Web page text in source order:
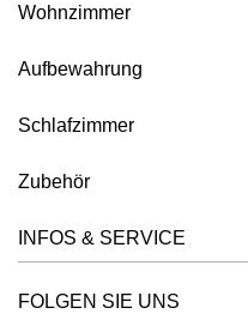
HOCKER TANTUM BAR
HOCKER TUBER
HOCKER UNA
Wohnzimmer
Aufbewahrung
Schlafzimmer
Zubehör
INFOS & SERVICE
FOLGEN SIE UNS